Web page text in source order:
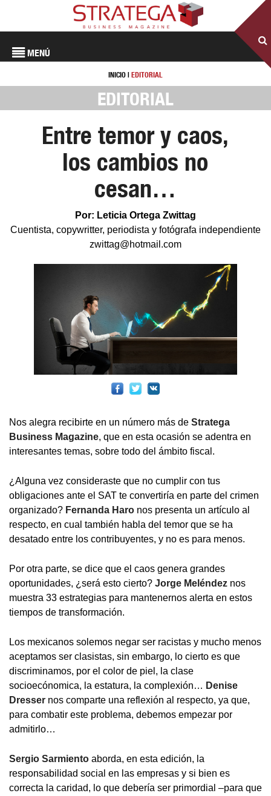
MENÚ
INICIO | EDITORIAL
EDITORIAL
Entre temor y caos,
los cambios no
cesan…
Por: Leticia Ortega Zwittag
Cuentista, copywritter, periodista y fotógrafa independiente
zwittag@hotmail.com
Nos alegra recibirte en un número más de Stratega
Business Magazine, que en esta ocasión se adentra en
interesantes temas, sobre todo del ámbito fiscal.
¿Alguna vez consideraste que no cumplir con tus
obligaciones ante el SAT te convertiría en parte del crimen
organizado? Fernanda Haro nos presenta un artículo al
respecto, en cual también habla del temor que se ha
desatado entre los contribuyentes, y no es para menos.
Por otra parte, se dice que el caos genera grandes
oportunidades, ¿será esto cierto? Jorge Meléndez nos
muestra 33 estrategias para mantenernos alerta en estos
tiempos de transformación.
Los mexicanos solemos negar ser racistas y mucho menos
aceptamos ser clasistas, sin embargo, lo cierto es que
discriminamos, por el color de piel, la clase
socioecónomica, la estatura, la complexión… Denise
Dresser nos comparte una reflexión al respecto, ya que,
para combatir este problema, debemos empezar por
admitirlo…
Sergio Sarmiento aborda, en esta edición, la
responsabilidad social en las empresas y si bien es
correcta la caridad, lo que debería ser primordial –para que